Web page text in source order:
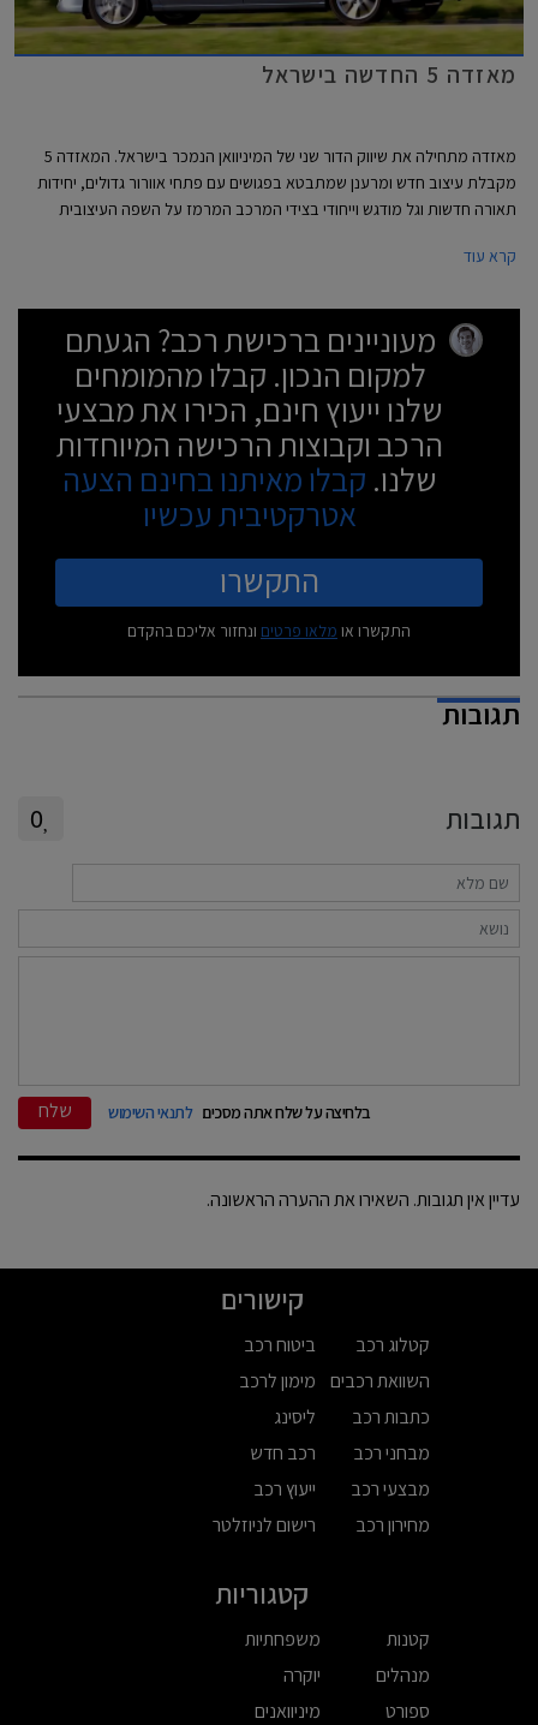
מאזדה 5 החדשה בישראל
מאזדה מתחילה את שיווק הדור שני של המיניוואן הנמכר בישראל. המאזדה 5
מקבלת עיצוב חדש ומרענן שמתבטא בפגושים עם פתחי אוורור גדולים, יחידות
תאורה חדשות וגל מודגש וייחודי בצידי המרכב המרמז על השפה העיצובית
קרא עוד
מעוניינים ברכישת רכב? הגעתם
למקום הנכון. קבלו מהמומחים
שלנו ייעוץ חינם, הכירו את מבצעי
הרכב וקבוצות הרכישה המיוחדות
שלנו. קבלו מאיתנו בחינם הצעה
אטרקטיבית עכשיו
התקשרו
התקשרו או מלאו פרטים ונחזור אליכם בהקדם
תגובות
תגובות 0
בלחיצה על שלח אתה מסכים לתנאי השימוש שלח
עדיין אין תגובות. השאירו את ההערה הראשונה.
קישורים
קטלוג רכב
השוואת רכבים
כתבות רכב
מבחני רכב
מבצעי רכב
מחירון רכב
ביטוח רכב
מימון לרכב
ליסינג
רכב חדש
ייעוץ רכב
רישום לניוזלטר
קטגוריות
קטנות
מנהלים
ספורט
משפחתיות
יוקרה
מיניוואנים